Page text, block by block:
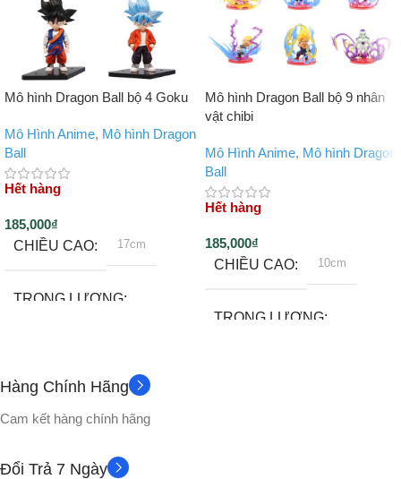
Mô hình Dragon Ball bộ 4 Goku
Mô Hình Anime, Mô hình Dragon
Ball
Hết hàng
185,000₫
CHIỀU CAO
17cm
TRỌNG LƯỢNG
PHỤ KIỆN Đế
Mô hình Dragon Ball bộ 9 nhân
vật chibi
Mô Hình Anime, Mô hình Dragon
Ball
Hết hàng
185,000₫
CHIỀU CAO
10cm
TRỌNG LƯỢNG
Hàng Chính Hãng
Cam kết hàng chính hãng
Đổi Trả 7 Ngày